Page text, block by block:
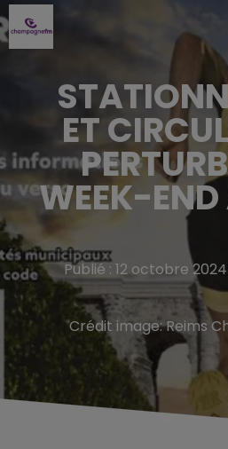
ET
WEEK-END
Publié : 12 octobre
Crédit image:Reims